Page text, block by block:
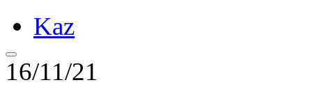
Kaz
16/11/21